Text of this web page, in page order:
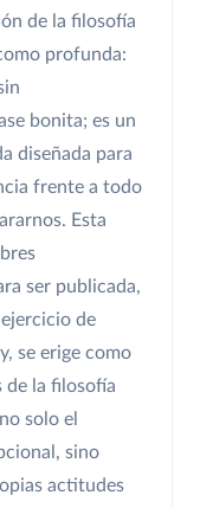
de la filosofía
profunda:
bonita; es un
diseñada para
frente a todo
Esta
ser publicada,
de
se erige como
de la filosofía
solo el
sino
actitudes